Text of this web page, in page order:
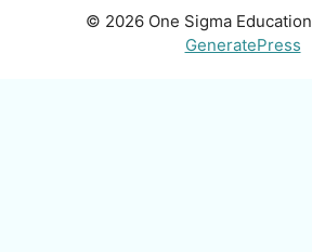
© 2026 One Sigma Education
GeneratePress